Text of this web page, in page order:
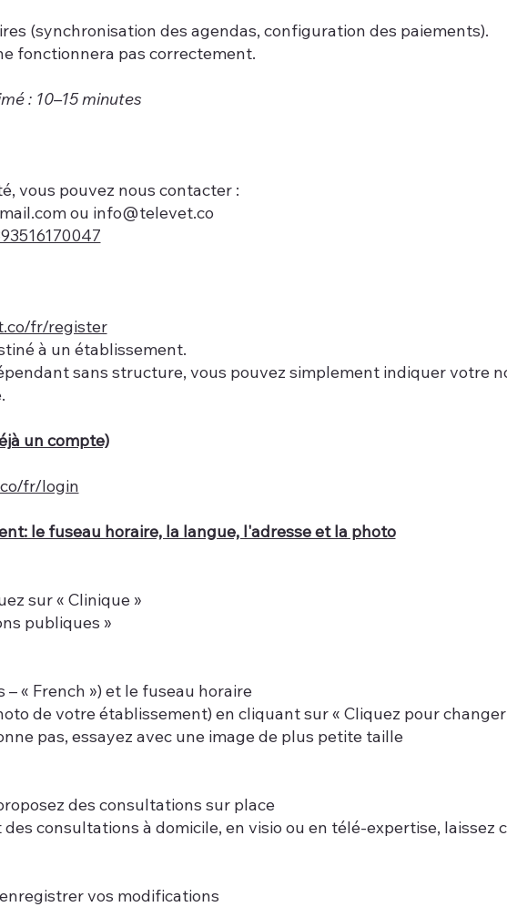
(synchronisation des agendas, configuration des paiements).
fonctionnera pas correctement.
: 10–15 minutes
vous pouvez nous contacter :
ou info@televet.co
fr/register
à un établissement.
sans structure, vous pouvez simplement indiquer votre
un compte)
fr/login
le fuseau horaire, la langue, l'adresse et la photo
sur « Clinique »
publiques »
« French ») et le fuseau horaire
de votre établissement) en cliquant sur « Cliquez pour
pas, essayez avec une image de plus petite taille
des consultations sur place
consultations à domicile, en visio ou en télé-expertise, laissez
vos modifications